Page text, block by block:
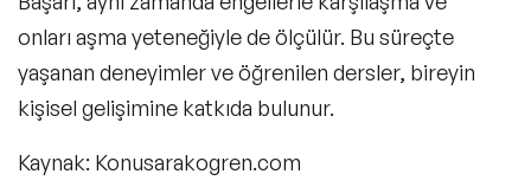
onları aşma yeteneğiyle de ölçülür. Bu süreçte
yaşanan deneyimler ve öğrenilen dersler, bireyin
kişisel gelişimine katkıda bulunur.
Kaynak: Konusarakogren.com